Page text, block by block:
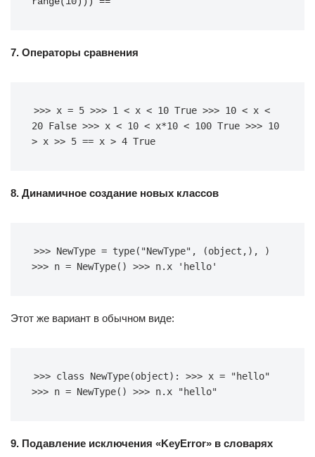
7. Операторы сравнения
>>> x = 5 >>> 1 < x < 10 True >>> 10 < x <
20 False >>> x < 10 < x*10 < 100 True >>> 10
> x >> 5 == x > 4 True
8. Динамичное создание новых классов
>>> NewType = type("NewType", (object,), )
>>> n = NewType() >>> n.x 'hello'
Этот же вариант в обычном виде:
>>> class NewType(object): >>> x = "hello"
>>> n = NewType() >>> n.x "hello"
9. Подавление исключения «KeyError» в словарях